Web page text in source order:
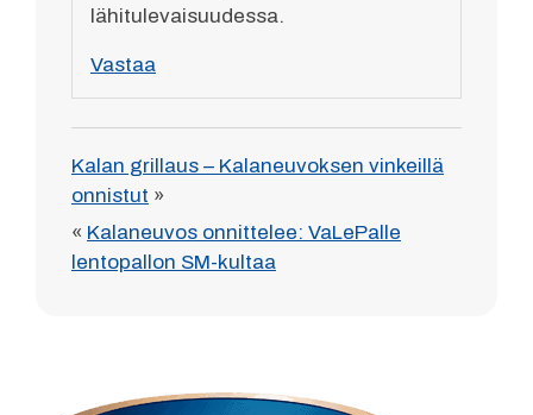
lähitulevaisuudessa.
Vastaa
Kalan grillaus – Kalaneuvoksen vinkeillä
onnistut »
« Kalaneuvos onnittelee: VaLePalle
lentopallon SM-kultaa